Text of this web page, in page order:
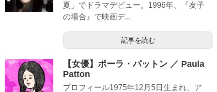
夏」でドラマデビュー。1996年、『友子
の場合』で映画デ...
記事を読む
【女優】ポーラ・パットン ／ Paula
Patton
プロフィール1975年12月5日生まれ、ア